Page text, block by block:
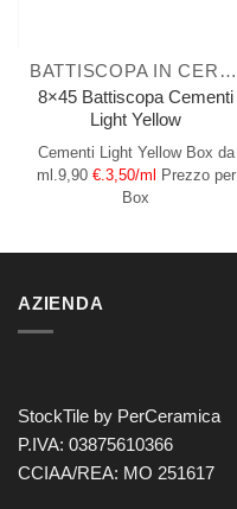
BATTISCOPA IN CERAMICA
8×45 Battiscopa Cementi
Light Yellow
Cementi Light Yellow Box da
ml.9,90 €.3,50/ml Prezzo per
Box
AZIENDA
StockTile by PerCeramica
P.IVA: 03875610366
CCIAA/REA: MO 251617